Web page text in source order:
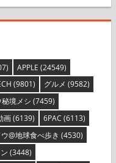
APPLE (24549)
(9801) グルメ (9582)
境メシ (7459)
画(6139) 6PAC (6113)
@地球食べ歩き (4530)
(3448)